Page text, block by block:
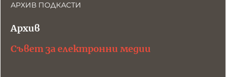
АРХИВ ПОДКАСТИ
Архив
Съвет за електронни медии